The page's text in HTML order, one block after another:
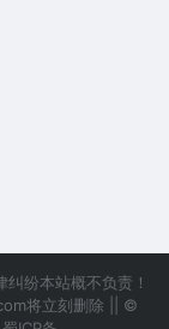
纷本站概不负责！
将立刻删除 || ©